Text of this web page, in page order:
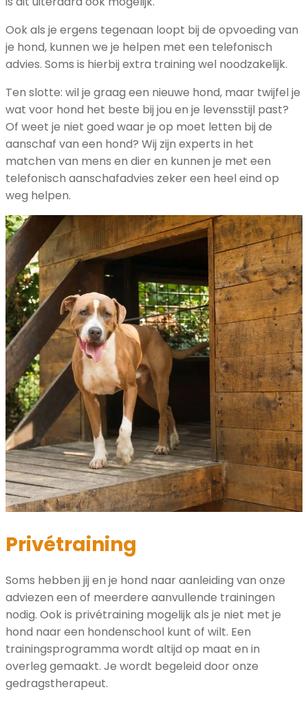
Ook als je ergens tegenaan loopt bij de opvoeding van
je hond, kunnen we je helpen met een telefonisch
advies. Soms is hierbij extra training wel noodzakelijk.
Ten slotte: wil je graag een nieuwe hond, maar twijfel je
wat voor hond het beste bij jou en je levensstijl past?
Of weet je niet goed waar je op moet letten bij de
aanschaf van een hond? Wij zijn experts in het
matchen van mens en dier en kunnen je met een
telefonisch aanschafadvies zeker een heel eind op
weg helpen.
Privétraining
Soms hebben jij en je hond naar aanleiding van onze
adviezen een of meerdere aanvullende trainingen
nodig. Ook is privétraining mogelijk als je niet met je
hond naar een hondenschool kunt of wilt. Een
trainingsprogramma wordt altijd op maat en in
overleg gemaakt. Je wordt begeleid door onze
gedragstherapeut.